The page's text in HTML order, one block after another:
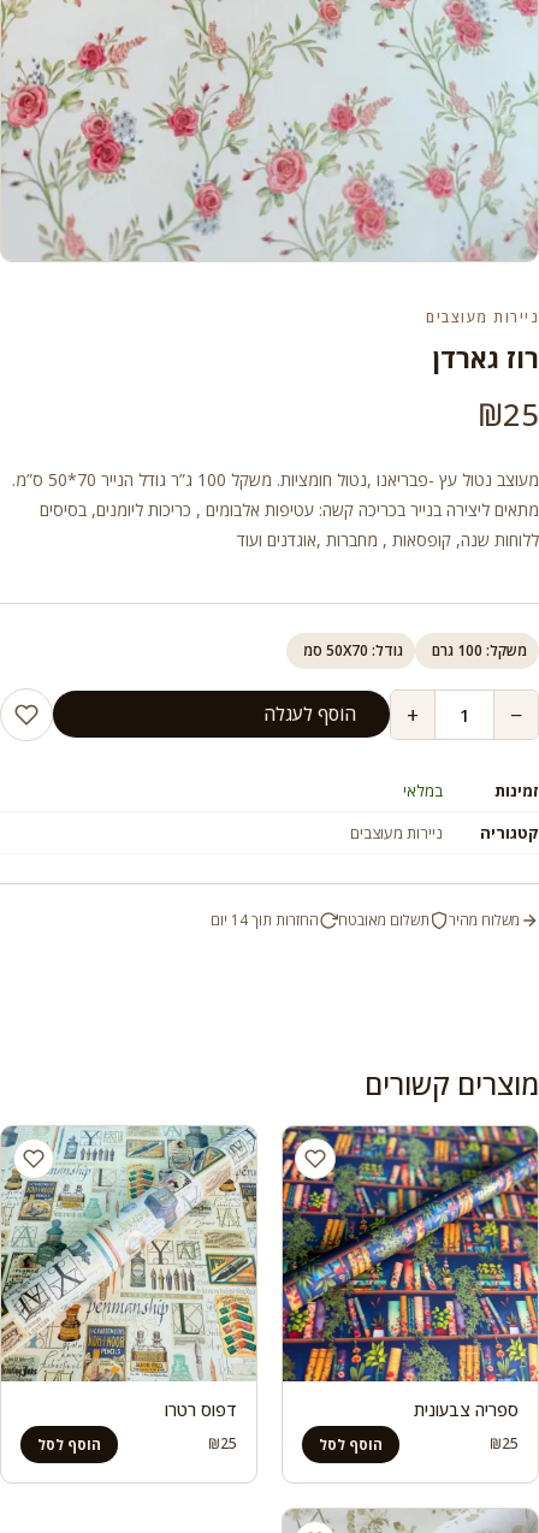
ניירות מעוצבים
רוז גארדן
₪25
מעוצב נטול עץ -פבריאנו ,נטול חומציות. משקל 100 ג”ר גודל הנייר 70*50 ס”מ.
מתאים ליצירה בנייר בכריכה קשה: עטיפות אלבומים , כריכות ליומנים, בסיסים
ללוחות שנה, קופסאות , מחברות ,אוגדנים ועוד
משקל: 100 גרם גודל: 50X70 סמ
−
+ הוסף לעגלה
זמינות
במלאי
קטגוריה
ניירות מעוצבים
משלוח מהיר תשלום מאובטח החזרות תוך 14 יום
מוצרים קשורים
ספריה צבעונית
₪25 הוסף לסל
דפוס רטרו
₪25 הוסף לסל